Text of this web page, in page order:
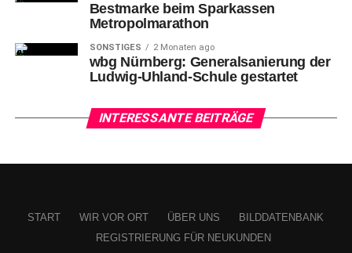
Bestmarke beim Sparkassen
Metropolmarathon
SONSTIGES 2 Monaten ago
wbg Nürnberg: Generalsanierung der
Ludwig-Uhland-Schule gestartet
INTERESSANTE BEITRÄGE
START WIR VOR ORT ÜBER UNS
BILDDATENBANK
REGISTRIERUNG FÜR NEUKUNDEN